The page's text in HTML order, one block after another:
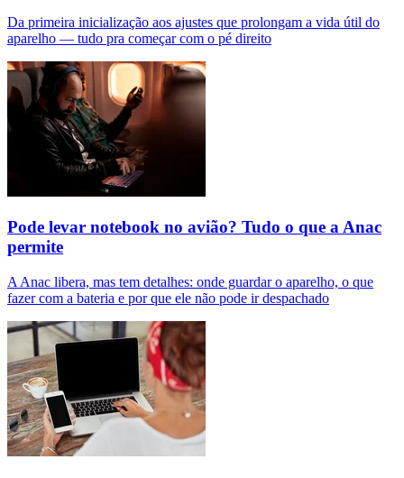
Da primeira inicialização aos ajustes que prolongam a vida útil do
aparelho — tudo pra começar com o pé direito
Pode levar notebook no avião? Tudo o que a Anac
permite
A Anac libera, mas tem detalhes: onde guardar o aparelho, o que
fazer com a bateria e por que ele não pode ir despachado